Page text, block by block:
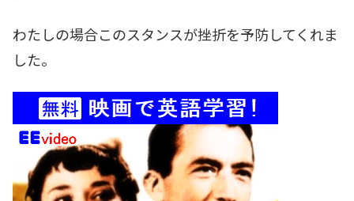
わたしの場合このスタンスが挫折を予防してくれま
した。